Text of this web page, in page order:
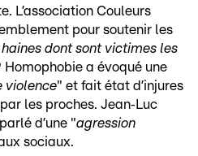
L’association Couleurs
pour soutenir les
dont sont victimes les
Homophobie a évoqué une
violence" et fait état d’injures
les proches. Jean‑Luc
d’une "agression
sociaux.